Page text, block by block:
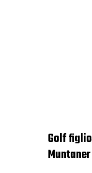
Golf figlio
Muntaner